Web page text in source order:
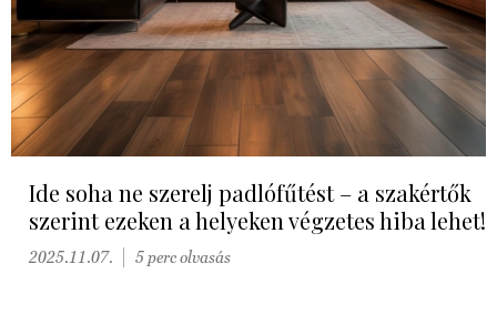
Ide soha ne szerelj padlófűtést – a szakértők
szerint ezeken a helyeken végzetes hiba lehet!
2025.11.07. 5 perc olvasás